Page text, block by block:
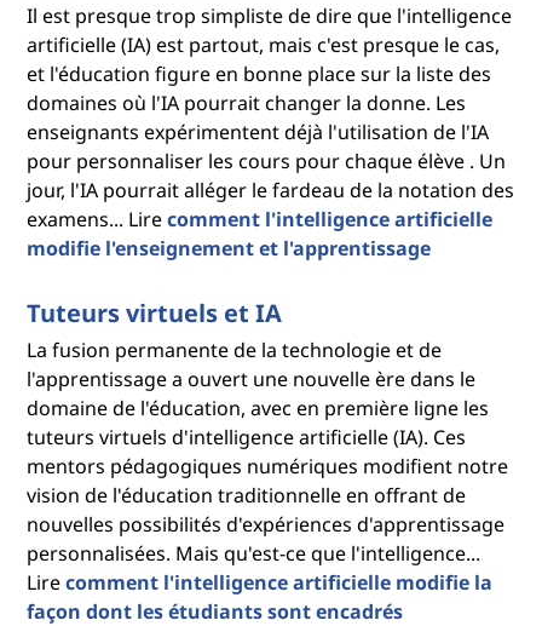
Il est presque trop simpliste de dire que l'intelligence
artificielle (IA) est partout, mais c'est presque le cas,
et l'éducation figure en bonne place sur la liste des
domaines où l'IA pourrait changer la donne. Les
enseignants expérimentent déjà l'utilisation de l'IA
pour personnaliser les cours pour chaque élève . Un
jour, l'IA pourrait alléger le fardeau de la notation des
examens... Lirecomment l'intelligence artificielle
modifie l'enseignement et l'apprentissage
Tuteurs virtuels et IA
La fusion permanente de la technologie et de
l'apprentissage a ouvert une nouvelle ère dans le
domaine de l'éducation, avec en première ligne les
tuteurs virtuels d'intelligence artificielle (IA). Ces
mentors pédagogiques numériques modifient notre
vision de l'éducation traditionnelle en offrant de
nouvelles possibilités d'expériences d'apprentissage
personnalisées. Mais qu'est-ce que l'intelligence...
Lirecomment l'intelligence artificielle modifie la
façon dont les étudiants sont encadrés